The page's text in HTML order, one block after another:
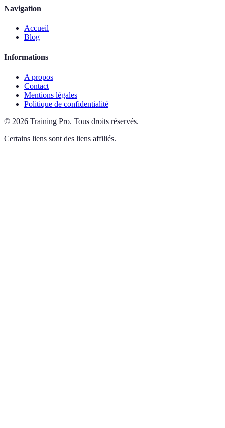
Navigation
Accueil
Blog
Informations
A propos
Contact
Mentions légales
Politique de confidentialité
© 2026 Training Pro. Tous droits réservés.
Certains liens sont des liens affiliés.